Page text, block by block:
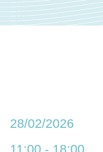
28/02/2026
11:00 - 18:00